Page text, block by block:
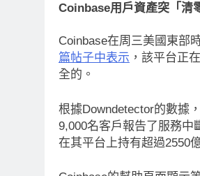
Coinbase用戶資產突「清
Coinbase在周三美國東部
篇帖子中表示 ，該平台正
全的。
根據Downdetector的數據
9,000名客戶報告了服務中
在其平台上持有超過2550
最新資訊